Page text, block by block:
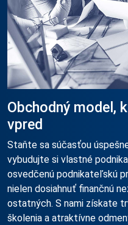
Obchodný model,
vpred
Staňte sa súčasťou
vybudujte si vlastné
osvedčenú podnikateľskú
nielen dosiahnuť finančnú
ostatných. S nami získate
školenia a atraktívne